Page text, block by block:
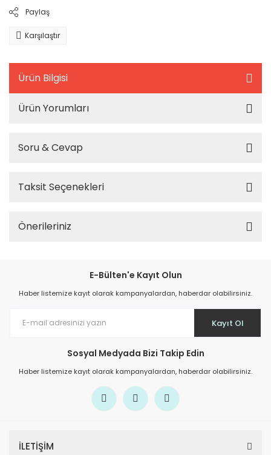
Paylaş
Karşılaştır
Ürün Bilgisi
Ürün Yorumları
Soru & Cevap
Taksit Seçenekleri
Önerileriniz
E-Bülten'e Kayıt Olun
Haber listemize kayıt olarak kampanyalardan, haberdar olabilirsiniz.
Kayıt Ol
Sosyal Medyada Bizi Takip Edin
Haber listemize kayıt olarak kampanyalardan, haberdar olabilirsiniz.
İLETİŞİM